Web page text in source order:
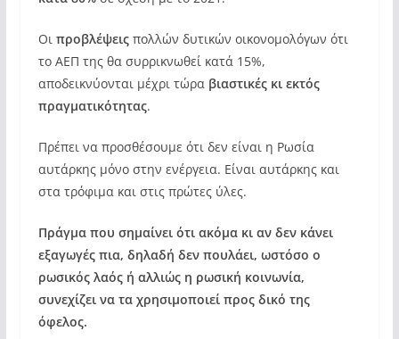
Οι προβλέψειςπολλών δυτικών οικονομολόγων ότι
το ΑΕΠ της θα συρρικνωθεί κατά 15%,
αποδεικνύονται μέχρι τώρα βιαστικές κι εκτός
πραγματικότητας.
Πρέπει να προσθέσουμε ότι δεν είναι η Ρωσία
αυτάρκης μόνο στην ενέργεια. Είναι αυτάρκης και
στα τρόφιμα και στις πρώτες ύλες.
Πράγμα που σημαίνει ότι ακόμα κι αν δεν κάνει
εξαγωγές πια, δηλαδή δεν πουλάει, ωστόσο ο
ρωσικός λαός ή αλλιώς η ρωσική κοινωνία,
συνεχίζει να τα χρησιμοποιεί προς δικό της
όφελος.